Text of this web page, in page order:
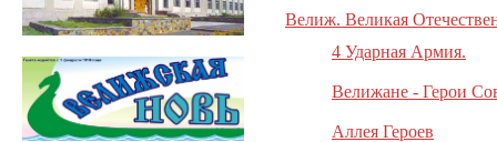
Велиж. Великая
4 Ударная Армия.
Велижане - Герои
Аллея Героев